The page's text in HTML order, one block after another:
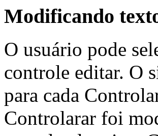
Modificando
O usuário pode
controle editar. O
para cada
Controlarar foi